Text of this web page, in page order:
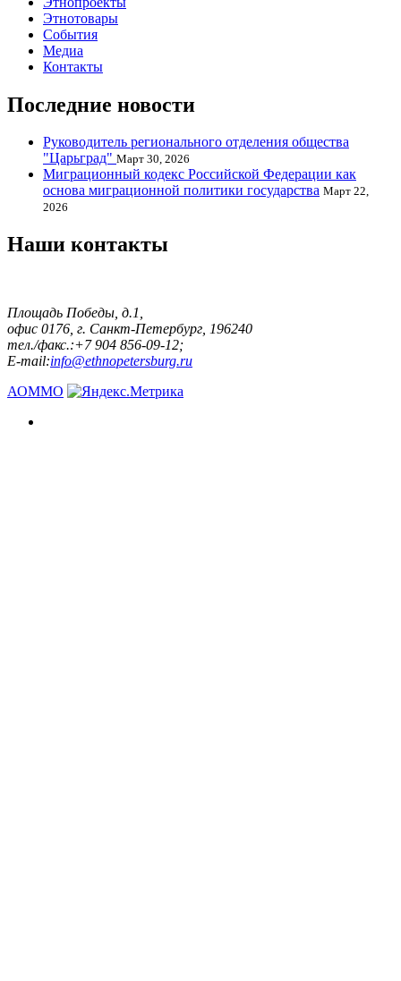
Этнотовары
События
Медиа
Контакты
Последние новости
Руководитель регионального отделения общества
"Царьград" Март 30, 2026
Миграционный кодекс Российской Федерации как
основа миграционной политики государства Март 22,
2026
Наши контакты
Площадь Победы, д.1,
офис 0176, г. Санкт-Петербург, 196240
тел./факс.:+7 904 856-09-12;
E-mail:info@ethnopetersburg.ru
АОММО